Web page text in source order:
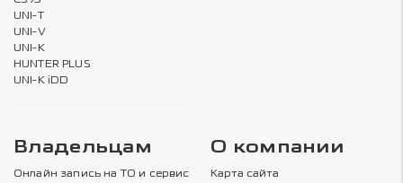
UNI-T
UNI-V
UNI-K
HUNTER PLUS
UNI-K iDD
Владельцам
Онлайн запись на ТО и сервис
О компании
Карта сайта